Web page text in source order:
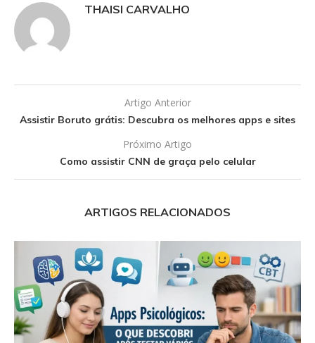
THAISI CARVALHO
Artigo Anterior
Assistir Boruto grátis: Descubra os melhores apps e sites
Próximo Artigo
Como assistir CNN de graça pelo celular
ARTIGOS RELACIONADOS